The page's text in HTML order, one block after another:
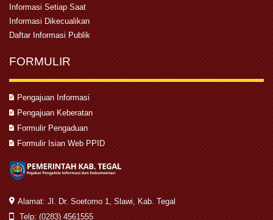
Informasi Setiap Saat
Informasi Dikecualikan
Daftar Informasi Publik
FORMULIR
Pengajuan Informasi
Pengajuan Keberatan
Formulir Pengaduan
Formulir Isian Web PPID
Alamat: Jl. Dr. Soetomo 1, Slawi, Kab. Tegal
Telp: (0283) 4561555